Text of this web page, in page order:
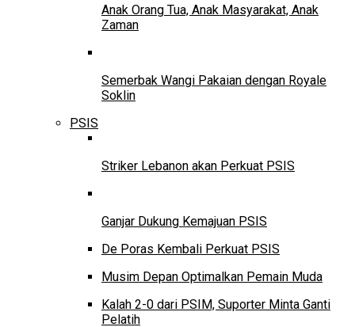
Anak Orang Tua, Anak Masyarakat, Anak
Zaman
Semerbak Wangi Pakaian dengan Royale
Soklin
PSIS
Striker Lebanon akan Perkuat PSIS
Ganjar Dukung Kemajuan PSIS
De Poras Kembali Perkuat PSIS
Musim Depan Optimalkan Pemain Muda
Kalah 2-0 dari PSIM, Suporter Minta Ganti
Pelatih